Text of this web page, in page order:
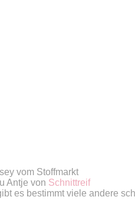
vom Stoffmarkt
Antje von Schnittreif
es bestimmt viele andere